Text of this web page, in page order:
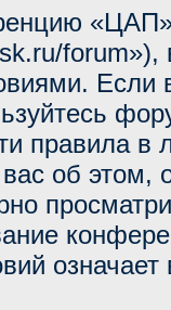
forum»),
Если
правила
об